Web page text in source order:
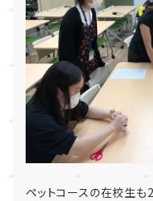
ペットコースの在校生も